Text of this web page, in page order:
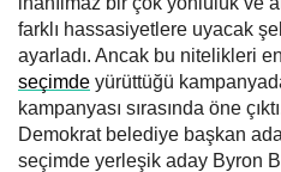
farklı hassasiyetlere uyacak
ayarladı. Ancak bu nitelikleri
seçimde yürüttüğü
kampanyası sırasında öne
Demokrat belediye başkan
seçimde yerleşik aday Byron